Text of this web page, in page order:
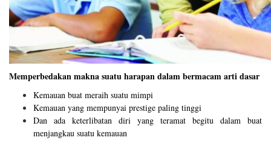
Memperbedakan makna suatu harapan dalam bermacam arti dasar
Kemauan buat meraih suatu mimpi
Kemauan yang mempunyai prestige paling tinggi
Dan ada keterlibatan diri yang teramat begitu dalam buat
menjangkau suatu kemauan